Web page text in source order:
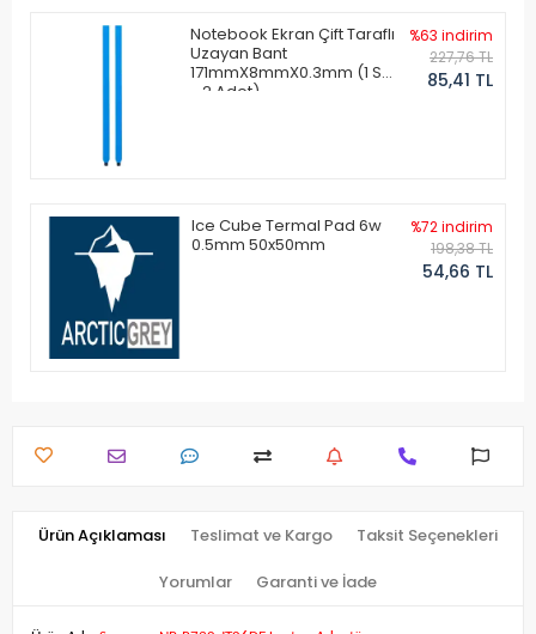
Notebook Ekran Çift Taraflı
Uzayan Bant
171mmX8mmX0.3mm (1 Set
- 2 Adet)
%63 indirim
227,76 TL
85,41 TL
Ice Cube Termal Pad 6w
0.5mm 50x50mm
%72 indirim
198,38 TL
54,66 TL
Ürün Açıklaması Teslimat ve Kargo Taksit Seçenekleri
Yorumlar Garanti ve İade